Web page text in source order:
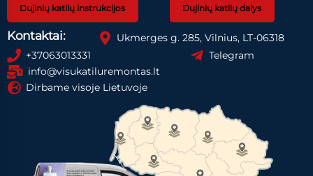
Dujinių katilų instrukcijos Dujinių katilų dalys
Kontaktai:
Ukmerges g. 285, Vilnius, LT-06318
+37063013331
Telegram
info@visukatiluremontas.lt
Dirbame visoje Lietuvoje